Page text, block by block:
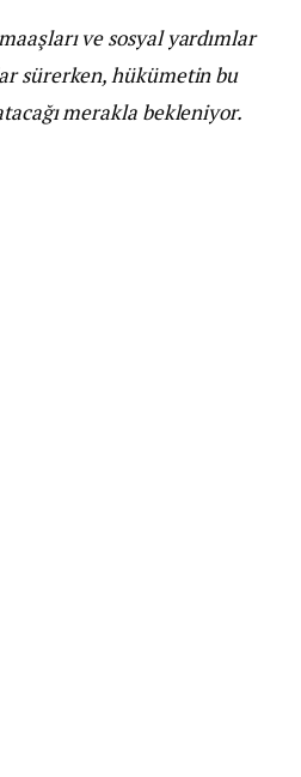
ve sosyal yardımlar
sürerken, hükümetin bu
merakla bekleniyor.